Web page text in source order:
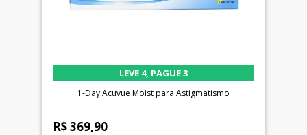
LEVE 4, PAGUE 3
1-Day Acuvue Moist para Astigmatismo
R$ 369,90